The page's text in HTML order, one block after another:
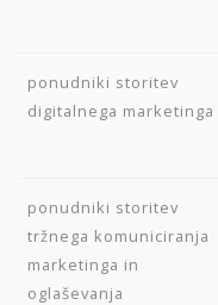
ponudniki storitev
digitalnega marketinga
ponudniki storitev
tržnega komuniciranja
marketinga in
oglaševanja